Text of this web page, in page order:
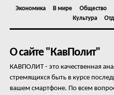
Экономика В мире Общество
Культура
О сайте "КавПолит"
КАВПОЛИТ - это качественная
стремящихся быть в курсе
вашем смартфоне. По всем